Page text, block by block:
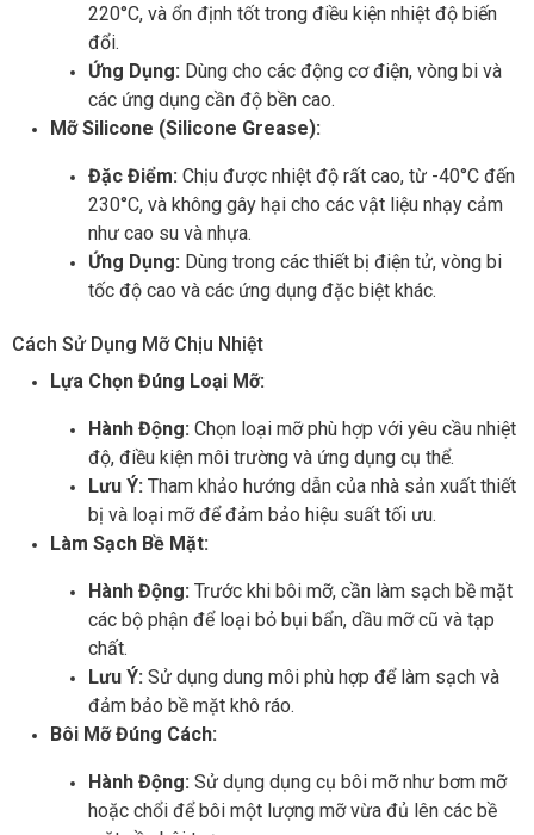
220°C, và ổn định tốt trong điều kiện nhiệt độ biến
đổi.
Ứng Dụng: Dùng cho các động cơ điện, vòng bi và
các ứng dụng cần độ bền cao.
Mỡ Silicone (Silicone Grease):
Đặc Điểm: Chịu được nhiệt độ rất cao, từ -40°C đến
230°C, và không gây hại cho các vật liệu nhạy cảm
như cao su và nhựa.
Ứng Dụng: Dùng trong các thiết bị điện tử, vòng bi
tốc độ cao và các ứng dụng đặc biệt khác.
Cách Sử Dụng Mỡ Chịu Nhiệt
Lựa Chọn Đúng Loại Mỡ:
Hành Động: Chọn loại mỡ phù hợp với yêu cầu nhiệt
độ, điều kiện môi trường và ứng dụng cụ thể.
Lưu Ý: Tham khảo hướng dẫn của nhà sản xuất thiết
bị và loại mỡ để đảm bảo hiệu suất tối ưu.
Làm Sạch Bề Mặt:
Hành Động: Trước khi bôi mỡ, cần làm sạch bề mặt
các bộ phận để loại bỏ bụi bẩn, dầu mỡ cũ và tạp
chất.
Lưu Ý: Sử dụng dung môi phù hợp để làm sạch và
đảm bảo bề mặt khô ráo.
Bôi Mỡ Đúng Cách:
Hành Động: Sử dụng dụng cụ bôi mỡ như bơm mỡ
hoặc chổi để bôi một lượng mỡ vừa đủ lên các bề